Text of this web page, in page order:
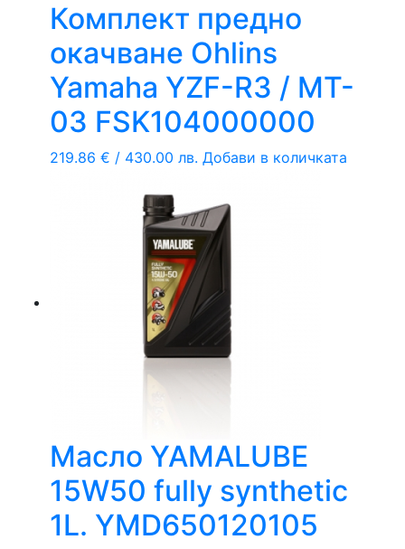
Комплект предно
окачване Ohlins
Yamaha YZF-R3 / MT-
03 FSK104000000
219.86 € / 430.00 лв. Добави в количката
Масло YAMALUBE
15W50 fully synthetic
1L. YMD650120105